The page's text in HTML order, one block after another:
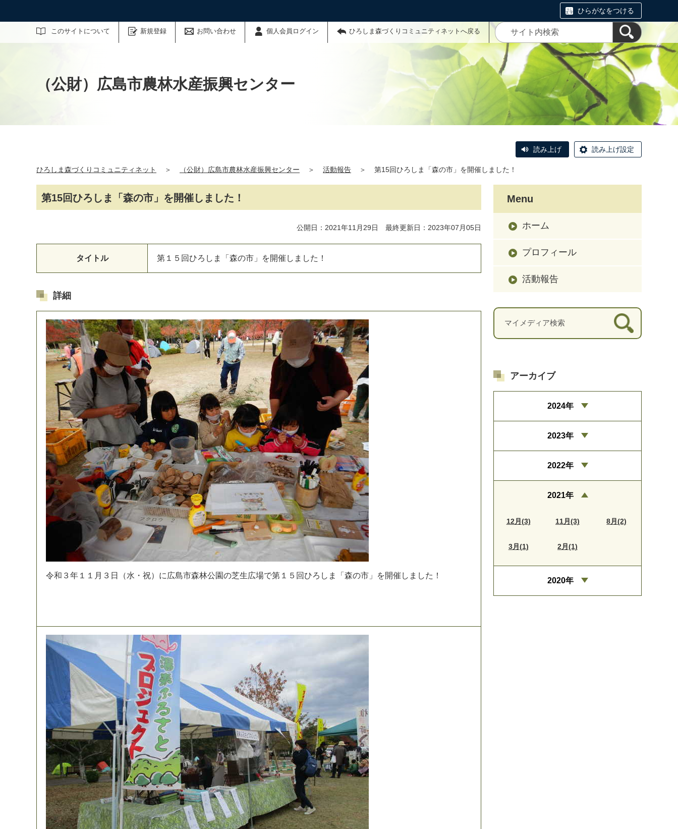
ひらがなをつける
このサイトについて 新規登録 お問い合わせ 個人会員ログイン ひろしま森づくりコミュニティネットへ戻る
サイト内検索
（公財）広島市農林水産振興センター
読み上げ 読み上げ設定
ひろしま森づくりコミュニティネット ＞ （公財）広島市農林水産振興センター ＞ 活動報告 ＞ 第15回ひろしま「森の市」を開催しました！
第15回ひろしま「森の市」を開催しました！
公開日：2021年11月29日 最終更新日：2023年07月05日
タイトル 第 １ ５ 回 ひろ し ま 「 森の市 」 を開催 し ま した ！
詳細
令和 ３ 年 １ １ 月 ３ 日 （水 ・ 祝） に 広島市森林公園の芝生広場で第 １ ５ 回 ひろ し ま 「 森の市 」 を開催 し ま した ！
Menu
ホーム
プロフィール
活動報告
マイメディア検索
アーカイブ
2024年
2023年
2022年
2021年
12月(3) 11月(3) 8月(2)
3月(1) 2月(1)
2020年